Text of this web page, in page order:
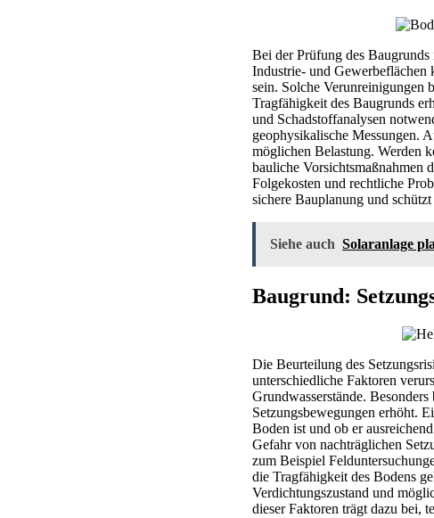
Bei der Prüfung des
Industrie- und Gewerbeflächen
sein. Solche Verunreinigungen
Tragfähigkeit des Baugrunds
und Schadstoffanalysen
geophysikalische Messungen.
möglichen Belastung. Werden
bauliche Vorsichtsmaßnahmen
Folgekosten und rechtliche
sichere Bauplanung und
Siehe auch Solaranlage
Baugrund:
Die Beurteilung des
unterschiedliche Faktoren
Grundwasserstände.
Setzungsbewegungen erhöht.
Boden ist und ob er
Gefahr von nachträglichen
zum Beispiel
die Tragfähigkeit des Bodens
Verdichtungszustand und
dieser Faktoren trägt dazu bei,